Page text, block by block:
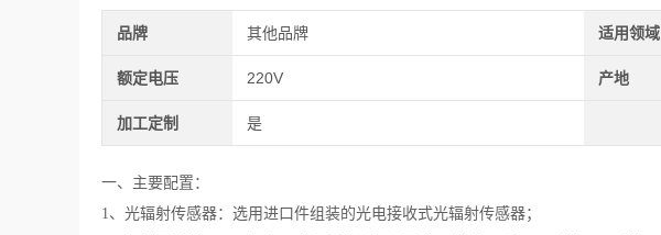
品牌 其他品牌 适用领域
额定电压 220V 产地
加工定制 是
一、主要配置：
1、光辐射传感器：选用进口件组装的光电接收式光辐射传感器；